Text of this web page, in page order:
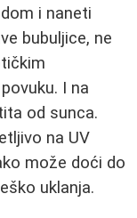
i naneti
bubuljice, ne
I na
od sunca.
na UV
može doći do
uklanja.